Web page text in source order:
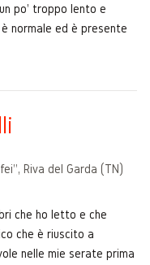
po' troppo lento e
normale ed è presente
Riva del Garda (TN)
che ho letto e che
che è riuscito a
nelle mie serate prima